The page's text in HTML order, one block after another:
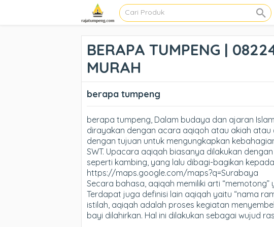
BERAPA TUMPENG |
MURAH
berapa tumpeng
berapa tumpeng, Dalam budaya dan ajaran
dirayakan dengan acara aqiqoh atau akiah
dengan tujuan untuk mengungkapkan
SWT. Upacara aqiqah biasanya dilakukan
seperti kambing, yang lalu dibagi-bagikan
https://maps.google.com/maps?q=Surabaya
Secara bahasa, aqiqah memiliki arti
Terdapat juga definisi lain aqiqah yaitu “nama
istilah, aqiqah adalah proses kegiatan
bayi dilahirkan. Hal ini dilakukan sebagai wujud